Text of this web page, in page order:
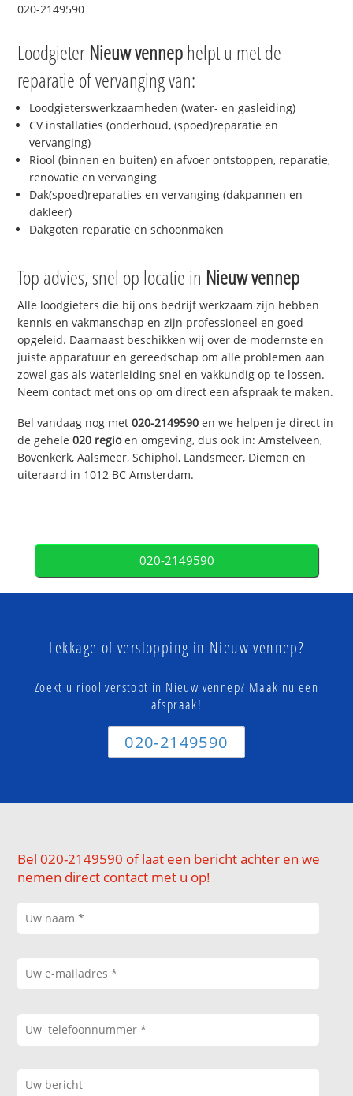
020-2149590
Loodgieter Nieuw vennephelpt u met de
reparatie of vervanging van:
Loodgieterswerkzaamheden (water- en gasleiding)
CV installaties (onderhoud, (spoed)reparatie en
vervanging)
Riool (binnen en buiten) en afvoer ontstoppen, reparatie,
renovatie en vervanging
Dak(spoed)reparaties en vervanging (dakpannen en
dakleer)
Dakgoten reparatie en schoonmaken
Top advies, snel op locatie in Nieuw vennep
Alle loodgieters die bij ons bedrijf werkzaam zijn hebben
kennis en vakmanschap en zijn professioneel en goed
opgeleid. Daarnaast beschikken wij over de modernste en
juiste apparatuur en gereedschap om alle problemen aan
zowel gas als waterleiding snel en vakkundig op te lossen.
Neem contact met ons op om direct een afspraak te maken.
Bel vandaag nog met020-2149590 en we helpen je direct in
de gehele020 regioen omgeving, dus ook in: Amstelveen,
Bovenkerk, Aalsmeer, Schiphol, Landsmeer, Diemen en
uiteraard in 1012 BC Amsterdam.
020-2149590
Lekkage of verstopping in Nieuw vennep?
Zoekt u riool verstopt in Nieuw vennep? Maak nu een
afspraak!
020-2149590
Bel 020-2149590 of laat een bericht achter en we
nemen direct contact met u op!